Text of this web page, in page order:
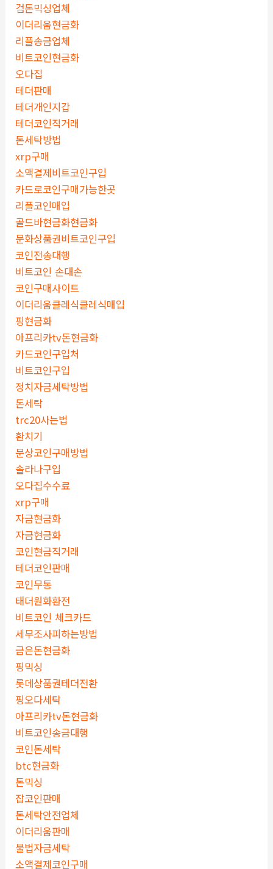
검돈믹싱업체
이더리움현금화
리플송금업체
비트코인현금화
오다집
테더판매
테더개인지갑
테더코인직거래
돈세탁방법
xrp구매
소액결제비트코인구입
카드로코인구매가능한곳
리플코인매입
골드바현금화현금화
문화상품권비트코인구입
코인전송대행
비트코인 손대손
코인구매사이트
이더리움클레식클레식매입
핑현금화
아프리카tv돈현금화
카드코인구입처
비트코인구입
정치자금세탁방법
돈세탁
trc20사는법
환치기
문상코인구매방법
솔라나구입
오다집수수료
xrp구매
자금현금화
자금현금화
코인현금직거래
테더코인판매
코인무통
태더원화환전
비트코인 체크카드
세무조사피하는방법
금은돈현금화
핑믹싱
롯데상품권테더전환
핑오다세탁
아프리카tv돈현금화
비트코인송금대행
코인돈세탁
btc현금화
돈믹싱
잡코인판매
돈세탁안전업체
이더리움판매
불법자금세탁
소액결제코인구매